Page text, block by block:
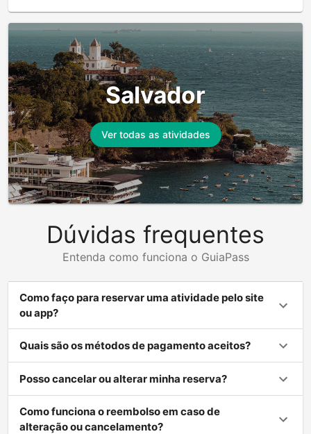
Salvador
Ver todas as atividades
Dúvidas frequentes
Entenda como funciona o GuiaPass
Como faço para reservar uma atividade pelo site
ou app?
Quais são os métodos de pagamento aceitos?
Posso cancelar ou alterar minha reserva?
Como funciona o reembolso em caso de
alteração ou cancelamento?